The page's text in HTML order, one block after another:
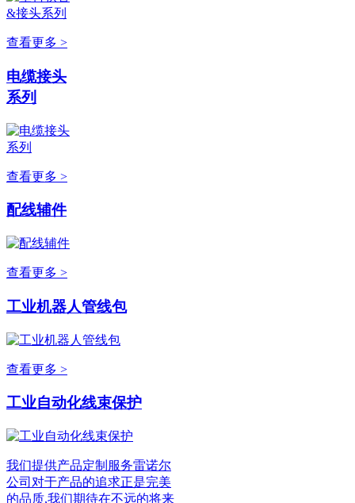
查看更多 >
电缆接头
系列
查看更多 >
配线辅件
查看更多 >
工业机器人管线包
查看更多 >
工业自动化线束保护
我们提供产品定制服务雷诺尔
公司对于产品的追求正是完美
的品质,我们期待在不远的将来